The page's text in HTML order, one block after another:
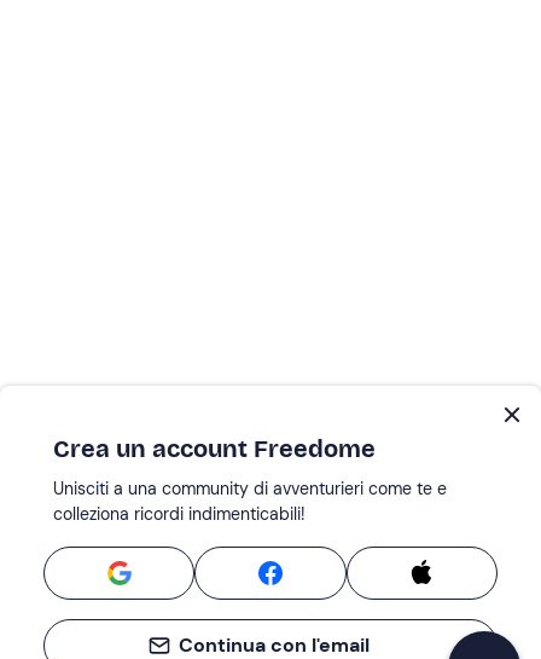
Crea un account Freedome
Unisciti a una community di avventurieri come te e
colleziona ricordi indimenticabili!
Continua con l'email